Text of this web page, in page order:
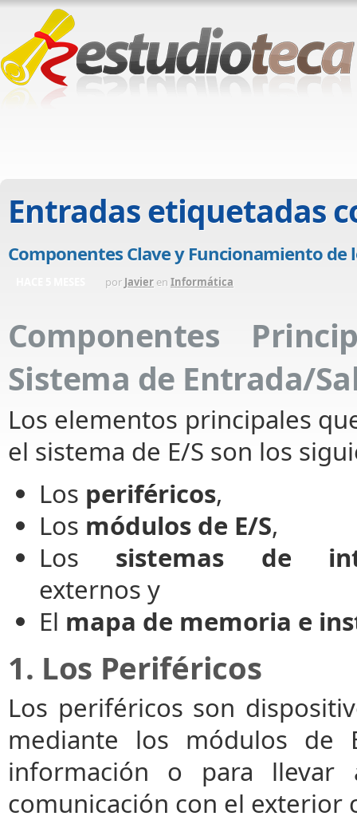
Entradas etiquetadas
Componentes Clave y Funcionamiento de
por Javier en Informática
Componentes
Sistema de Entrada/
Los elementos principales
el sistema de E/S son los
Los periféricos,
Los módulos de E/S,
Los sistemas de
externos y
El mapa de memoria e
1. Los Periféricos
Los periféricos son
mediante los módulos de
información o para
comunicación con el exterior